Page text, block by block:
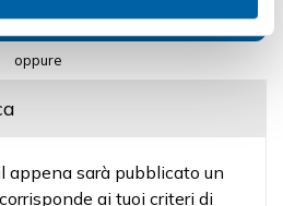
informazioni
oppure
appena sarà pubblicato un
ai tuoi criteri di